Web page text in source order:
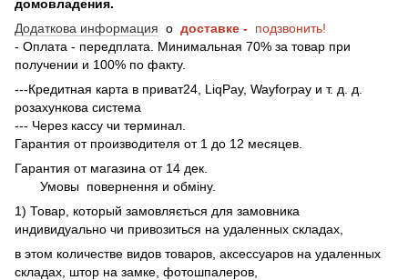
домовладения.
Додаткова информация о доставке - подзвонить!
- Оплата - передплата. Минимальная 70% за товар при
получении и 100% по факту.
---Кредитная карта в приват24, LiqPay, Wayforpay и т. д. д.
розахункова система
--- Через кассу чи терминал.
Гарантия от производителя от 1 до 12 месяцев.
Гарантия от магазина от 14 дек.
Умовы повернення и обміну.
1) Товар, который замовляється для замовника
индивидуально чи привозиться на удаленных складах,
в этом количестве видов товаров, аксессуаров на удаленных
складах, штор на замке, фотошпалеров,